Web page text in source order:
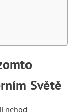
Světě
nehod